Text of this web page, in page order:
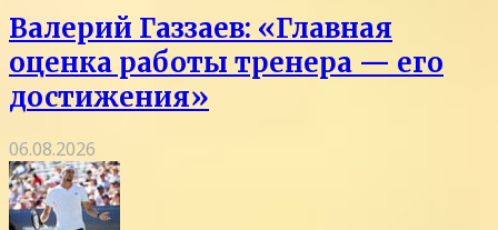
Валерий Газзаев: «Главная
оценка работы тренера — его
достижения»
06.08.2026